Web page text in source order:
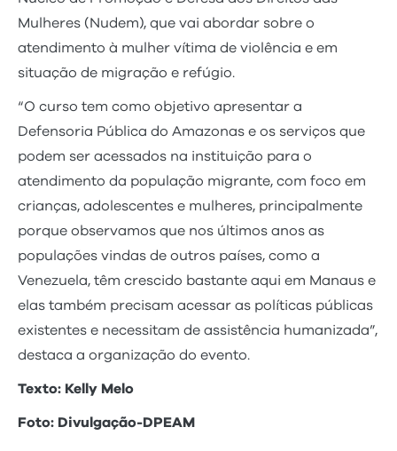
Mulheres (Nudem), que vai abordar sobre o
atendimento à mulher vítima de violência e em
situação de migração e refúgio.
“O curso tem como objetivo apresentar a
Defensoria Pública do Amazonas e os serviços que
podem ser acessados na instituição para o
atendimento da população migrante, com foco em
crianças, adolescentes e mulheres, principalmente
porque observamos que nos últimos anos as
populações vindas de outros países, como a
Venezuela, têm crescido bastante aqui em Manaus e
elas também precisam acessar as políticas públicas
existentes e necessitam de assistência humanizada”,
destaca a organização do evento.
Texto: Kelly Melo
Foto: Divulgação-DPEAM